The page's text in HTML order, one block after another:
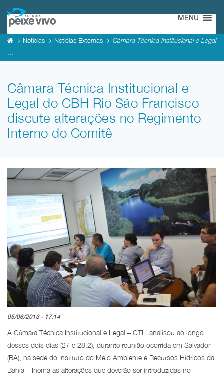
MENU
Notícias Notícias Externas
Câmara Técnica Institucional e Legal
...
Câmara Técnica Institucional e
Legal do CBH Rio São Francisco
discute alterações no Regimento
Interno do Comitê
05/06/2013 - 17:14
A Câmara Técnica Institucional e Legal – CTIL analisou ao longo
desses dois dias (27 e 28.2), durante reunião ocorrida em Salvador
(BA), na sede do Instituto do Meio Ambiente e Recursos Hídricos da
Bahia – Inema as alterações que deverão ser introduzidas no